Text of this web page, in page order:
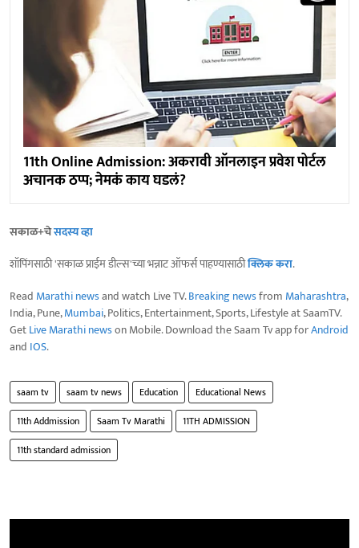
11th Online Admission: अकरावी ऑनलाइन प्रवेश पोर्टल
अचानक ठप्प; नेमकं काय घडलं?
सकाळ+चेसदस्य व्हा
शॉपिंगसाठी 'सकाळ प्राईम डील्स'च्या भन्नाट ऑफर्स पाहण्यासाठीक्लिक करा.
Read Marathi newsand watch Live TV.Breaking newsfrom Maharashtra,
India, Pune,Mumbai, Politics, Entertainment, Sports, Lifestyle at SaamTV.
GetLive Marathi newson Mobile. Download the Saam Tv app forAndroid
and IOS.
saam tv saam tv news Education
Educational News
11th Addmission
Saam Tv Marathi
11TH ADMISSION
11th standard admission